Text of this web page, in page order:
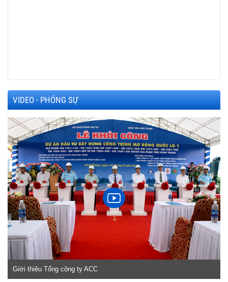
VIDEO - PHÓNG SỰ
Giới thiệu Tổng công ty ACC